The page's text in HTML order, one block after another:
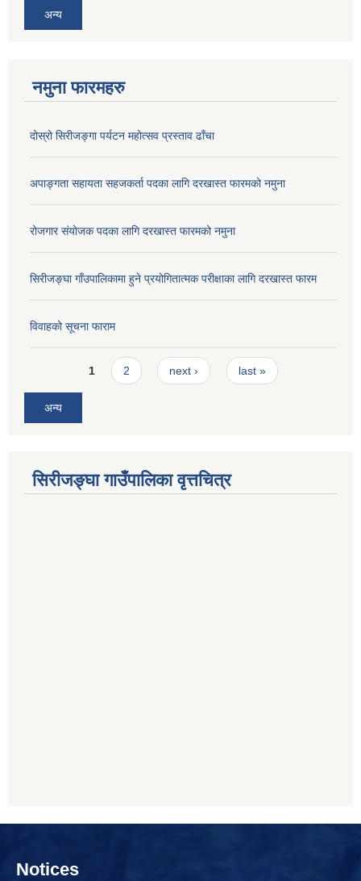
अन्य
नमुना फारमहरु
दोस्रो सिरीजङ्गा पर्यटन महोत्सव प्रस्ताव ढाँचा
अपाङ्गता सहायता सहजकर्ता पदका लागि दरखास्त फारमको नमुना
रोजगार संयोजक पदका लागि दरखास्त फारमको नमुना
सिरीजङ्घा गाँउपालिकामा हुने प्रयोगितात्मक परीक्षाका लागि दरखास्त फारम
विवाहको सूचना फाराम
Pages1 2 next › last »
अन्य
सिरीजङ्घा गाउँपालिका वृत्तचित्र
Notices